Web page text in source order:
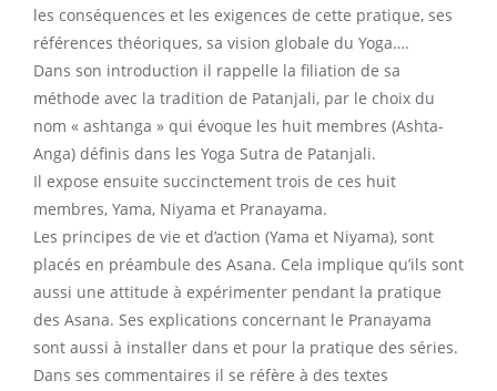
les conséquences et les exigences de cette pratique, ses
références théoriques, sa vision globale du Yoga….
Dans son introduction il rappelle la filiation de sa
méthode avec la tradition de Patanjali, par le choix du
nom « ashtanga » qui évoque les huit membres (Ashta-
Anga) définis dans les Yoga Sutra de Patanjali.
Il expose ensuite succinctement trois de ces huit
membres, Yama, Niyama et Pranayama.
Les principes de vie et d’action (Yama et Niyama), sont
placés en préambule des Asana. Cela implique qu’ils sont
aussi une attitude à expérimenter pendant la pratique
des Asana. Ses explications concernant le Pranayama
sont aussi à installer dans et pour la pratique des séries.
Dans ses commentaires il se réfère à des textes